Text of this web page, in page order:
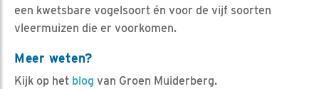
een kwetsbare vogelsoort én voor de vijf soorten
vleermuizen die er voorkomen.
Meer weten?
Kijk op het blog van Groen Muiderberg.